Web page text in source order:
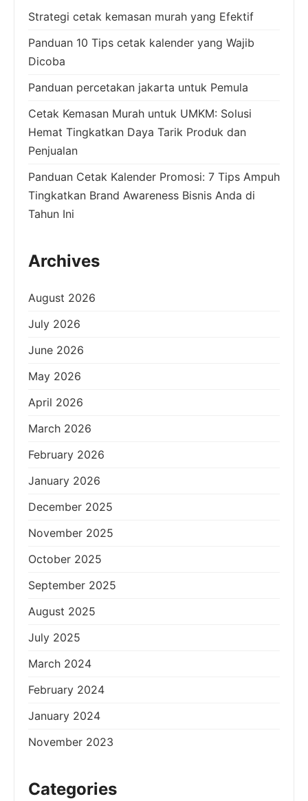
Strategi cetak kemasan murah yang Efektif
Panduan 10 Tips cetak kalender yang Wajib
Dicoba
Panduan percetakan jakarta untuk Pemula
Cetak Kemasan Murah untuk UMKM: Solusi
Hemat Tingkatkan Daya Tarik Produk dan
Penjualan
Panduan Cetak Kalender Promosi: 7 Tips Ampuh
Tingkatkan Brand Awareness Bisnis Anda di
Tahun Ini
Archives
August 2026
July 2026
June 2026
May 2026
April 2026
March 2026
February 2026
January 2026
December 2025
November 2025
October 2025
September 2025
August 2025
July 2025
March 2024
February 2024
January 2024
November 2023
Categories